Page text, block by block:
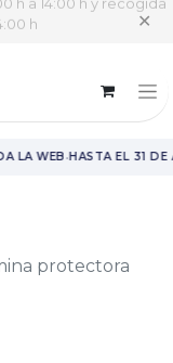
h a 14:00 h y recogida
h ✕
LA WEB·HASTA EL 31 DE
protectora